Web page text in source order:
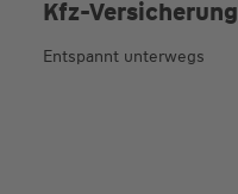
Kfz-Versicherung
Entspannt unterwegs